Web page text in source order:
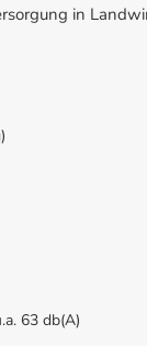
in
63 db(A)